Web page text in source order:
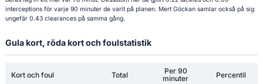
interceptions för varje 90 minuter de varit på planen. Mert Göckan samlar också på sig
ungefär 0.43 clearances på samma gång.
Gula kort, röda kort och foulstatistik
Kort och foul Total
Per 90
minuter
Percentil